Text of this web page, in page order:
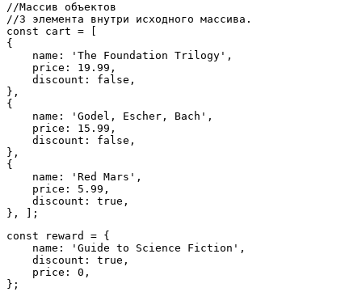
//Массив объектов
//3 элемента внутри исходного массива.
const cart = [
{
    name: 'The Foundation Trilogy',
    price: 19.99,
    discount: false,
},
{
    name: 'Godel, Escher, Bach',
    price: 15.99,
    discount: false,
},
{
    name: 'Red Mars',
    price: 5.99,
    discount: true,
}, ];
const reward = {
    name: 'Guide to Science Fiction',
    discount: true,
    price: 0,
};